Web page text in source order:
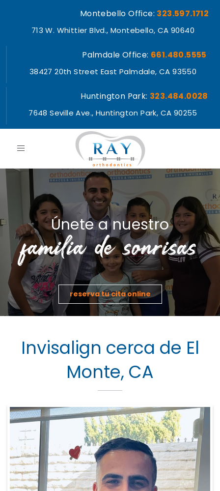
Montebello Office: 323.597.1712
713 W. Whittier Blvd., Montebello, CA 90640
Palmdale Office: 661.480.5555
38427 20th Street East Palmdale, CA 93550
Huntington Park: 323.484.0028
7648 Seville Ave., Huntington Park, CA 90255
Toggle
Únete a nuestro
familia de sonrisas
reserva tu cita online
Invisalign cerca de El
Monte, CA